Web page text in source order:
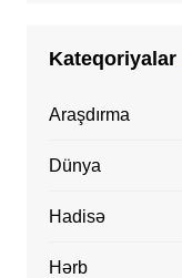
Kateqoriyalar
Araşdırma
Dünya
Hadisə
Hərb